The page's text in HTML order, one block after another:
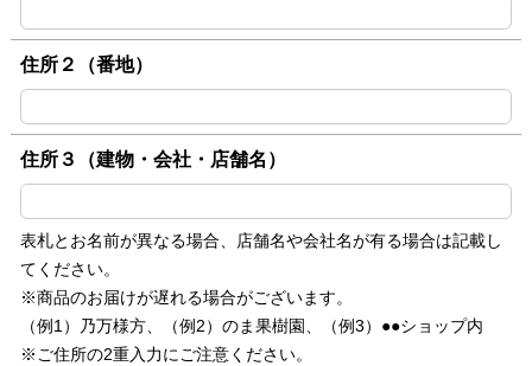
住所２（番地）
住所３（建物・会社・店舗名）
表札とお名前が異なる場合、店舗名や会社名が有る場合は記載し
てください。
※商品のお届けが遅れる場合がございます。
（例1）乃万様方、（例2）のま果樹園、（例3）●●ショップ内
※ご住所の2重入力にご注意ください。